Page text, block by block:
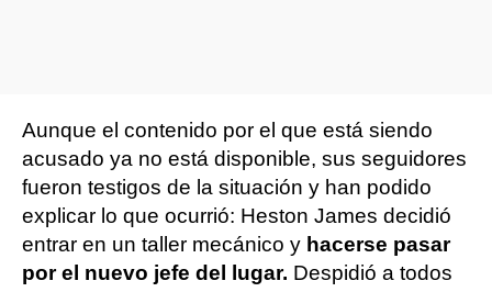
Aunque el contenido por el que está siendo
acusado ya no está disponible, sus seguidores
fueron testigos de la situación y han podido
explicar lo que ocurrió: Heston James decidió
entrar en un taller mecánico y hacerse pasar
por el nuevo jefe del lugar. Despidió a todos